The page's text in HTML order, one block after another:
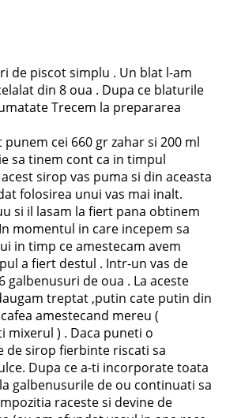
de piscot simplu . Un blat l-am
din 8 oua . Dupa ce blaturile
Trecem la prepararea
cei 660 gr zahar si 200 ml
sa tinem cont ca in timpul
sirop vas puma si din aceasta
folosirea unui vas mai inalt.
si il lasam la fiert pana obtinem
momentul in care incepem sa
in timp ce amestecam avem
a fiert destul . Intr-un vas de
galbenusuri de oua . La aceste
treptat ,putin cate putin din
amestecand mereu (
mixerul ) . Daca puneti o
de sirop fierbinte riscati sa
Dupa ce a-ti incorporate toata
galbenusurile de ou continuati sa
raceste si devine de